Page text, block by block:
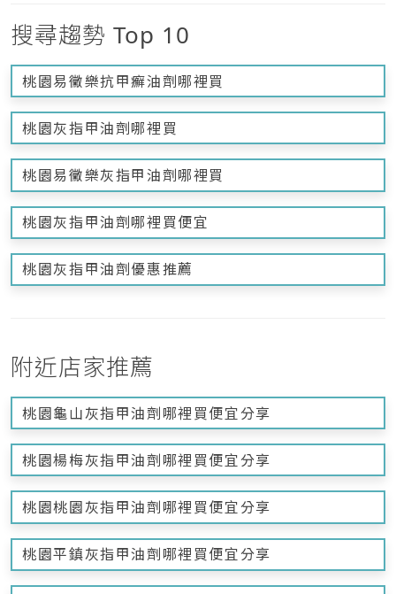
搜尋趨勢 Top 10
桃園易黴樂抗甲癬油劑哪裡買
桃園灰指甲油劑哪裡買
桃園易黴樂灰指甲油劑哪裡買
桃園灰指甲油劑哪裡買便宜
桃園灰指甲油劑優惠推薦
附近店家推薦
桃園龜山灰指甲油劑哪裡買便宜分享
桃園楊梅灰指甲油劑哪裡買便宜分享
桃園桃園灰指甲油劑哪裡買便宜分享
桃園平鎮灰指甲油劑哪裡買便宜分享